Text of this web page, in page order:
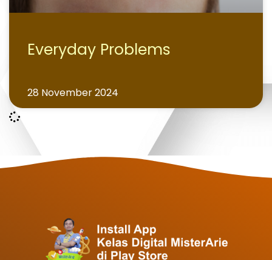
Everyday Problems
28 November 2024